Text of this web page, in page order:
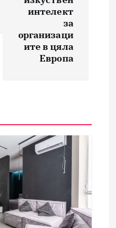
интелект
за
организаци
ите в цяла
Европа